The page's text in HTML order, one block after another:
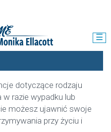
☰
dotyczące rodzaju
razie wypadku lub
możesz ujawnić swoje
przy życiu i